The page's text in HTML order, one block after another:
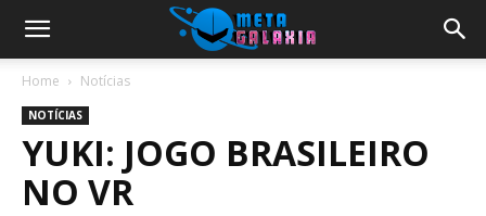
Home Notícias
NOTÍCIAS
YUKI: JOGO BRASILEIRO
NO VR